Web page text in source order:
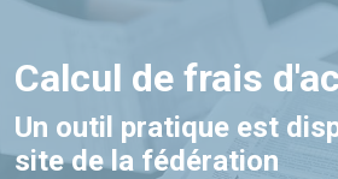
Calcul de frais
Un outil pratique est
site de la fédération